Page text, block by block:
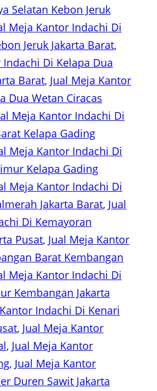
Selatan Kebon Jeruk
Meja Kantor Indachi Di
Jeruk Jakarta Barat
Indachi Di Kelapa Dua
Barat, Jual Meja Kantor
Dua Wetan Ciracas
Meja Kantor Indachi Di
Kelapa Gading
Meja Kantor Indachi Di
Kelapa Gading
Meja Kantor Indachi Di
Jakarta Barat, Jual
Di Kemayoran
Pusat, Jual Meja Kantor
Barat Kembangan
Meja Kantor Indachi Di
Kembangan Jakarta
Indachi Di Kenari
, Jual Meja Kantor
, Jual Meja Kantor
, Jual Meja Kantor
Duren Sawit Jakarta